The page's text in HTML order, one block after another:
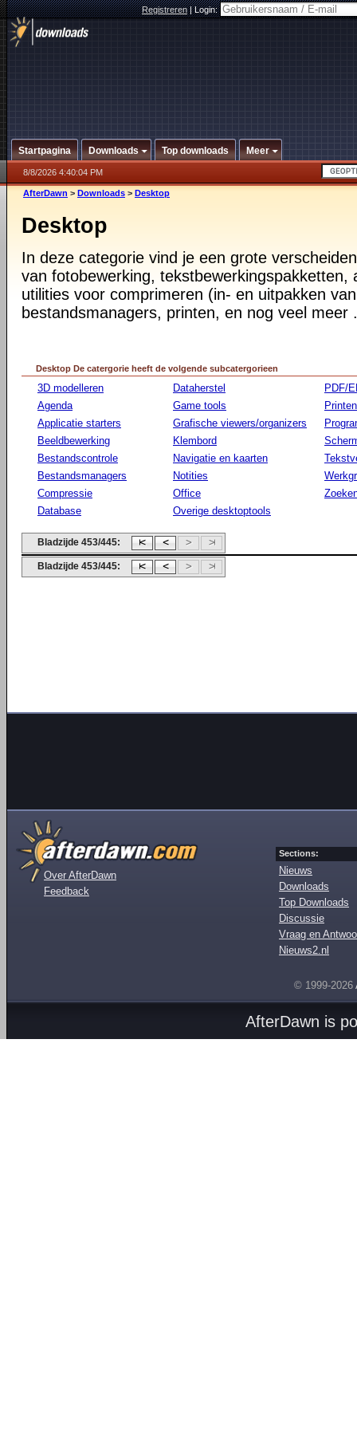
Registreren|Login:
Startpagina Downloads Top downloads Meer
8/8/2026 4:40:04 PM
AfterDawn > Downloads > Desktop
Desktop
In deze categorie vind je een grote
van fotobewerking, tekstbewerkingspakketten,
utilities voor comprimeren (in- en uitpakken
bestandsmanagers, printen, en nog veel meer
Desktop De catergorie heeft de volgende subcatergorieen
3D modelleren
Agenda
Applicatie starters
Beeldbewerking
Bestandscontrole
Bestandsmanagers
Compressie
Database
Dataherstel
Game tools
Grafische viewers/organizers
Klembord
Navigatie en kaarten
Notities
Office
Overige desktoptools
PDF/
Printen
Bladzijde 453/445:
Bladzijde 453/445:
Over AfterDawn
Feedback
Sections:
Nieuws
Downloads
Top Downloads
Discussie
Vraag en
Nieuws2.nl
© 1999-2026
AfterDawn is